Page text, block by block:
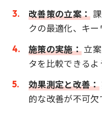
改善策の立案：
クの最適化、キ
施策の実施：立
タを比較できるよ
効果測定と改善：
的な改善が不可欠